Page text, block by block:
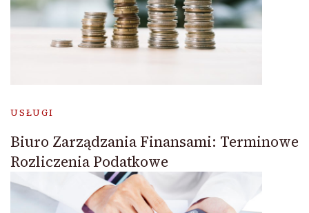
USŁUGI
Biuro Zarządzania Finansami: Terminowe
Rozliczenia Podatkowe